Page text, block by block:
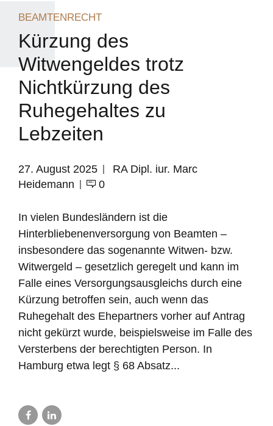
BEAMTENRECHT
Kürzung des
Witwengeldes trotz
Nichtkürzung des
Ruhegehaltes zu
Lebzeiten
27. August 2025
RA Dipl. iur. Marc
Heidemann
0
In vielen Bundesländern ist die
Hinterbliebenenversorgung von Beamten –
insbesondere das sogenannte Witwen- bzw.
Witwergeld – gesetzlich geregelt und kann im
Falle eines Versorgungsausgleichs durch eine
Kürzung betroffen sein, auch wenn das
Ruhegehalt des Ehepartners vorher auf Antrag
nicht gekürzt wurde, beispielsweise im Falle des
Versterbens der berechtigten Person. In
Hamburg etwa legt § 68 Absatz...